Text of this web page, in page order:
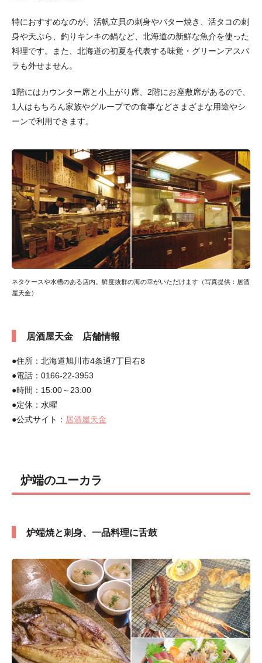
特におすすめなのが、活帆立貝の刺身やバター焼き、活タコの刺
身や天ぷら、釣りキンキの鍋など、北海道の新鮮な魚介を使った
料理です。また、北海道の初夏を代表する味覚・グリーンアスパ
ラも外せません。
1階にはカウンター席と小上がり席、2階にお座敷席があるので、
1人はもちろん家族やグループでの食事などさまざまな用途やシ
ーンで利用できます。
ネタケースや水槽のある店内。鮮度抜群の海の幸がいただけます（写真提供：居酒
屋天金）
居酒屋天金 店舗情報
●住所：北海道旭川市4条通7丁目右8
●電話：0166-22-3953
●時間：15:00～23:00
●定休：水曜
●公式サイト： 居酒屋天金
炉端のユーカラ
炉端焼と刺身、一品料理に舌鼓